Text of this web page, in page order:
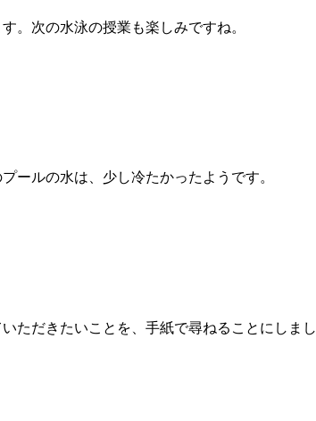
。次の水泳の授業も楽しみですね。
ールの水は、少し冷たかったようです。
ただきたいことを、手紙で尋ねることにしまし